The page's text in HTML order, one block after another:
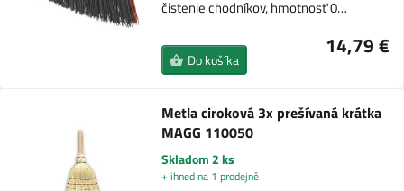
čistenie chodníkov, hmotnosť 0…
14,79 €
Do košíka
Metla ciroková 3x prešívaná krátka
MAGG 110050
Skladom 2 ks
+ ihned na 1 prodejně